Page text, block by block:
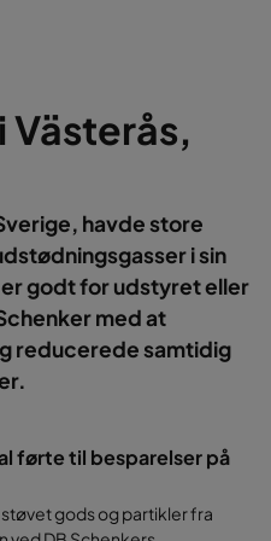
Västerås,
havde store
i sin
godt for udstyret eller
med at
reducerede samtidig
førte til besparelser på
gods og partikler fra